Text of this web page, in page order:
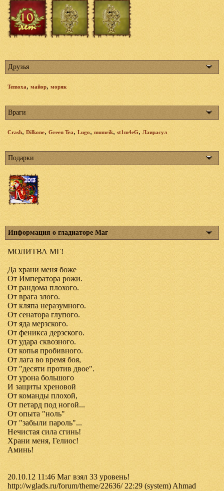
Друзья
Temoxa, майор, моряк
Враги
Crash, Dilkone, Green Tea, Lugo, mumrik, st1m4eG, Лаирасул
Подарки
Информация о гладиаторе Маг
МОЛИТВА МГ!
Да храни меня боже
От Императора рожи.
От рандома плохого.
От врага злого.
От кляпа неразумного.
От сенатора глупого.
От яда мерзского.
От феникса дерзского.
От удара сквозного.
От копья пробивного.
От лага во время боя,
От "десяти против двое".
От урона большого
И защиты хреновой
От команды плохой,
От петард под ногой...
От опыта "ноль"
От "забыли пароль"...
Нечистая сила сгинь!
Храни меня, Гелиос!
Аминь!
20.10.12 11:46 Маг взял 33 уровень!
http://wglads.ru/forum/theme/22636/ 22:29 (system) Ahmad